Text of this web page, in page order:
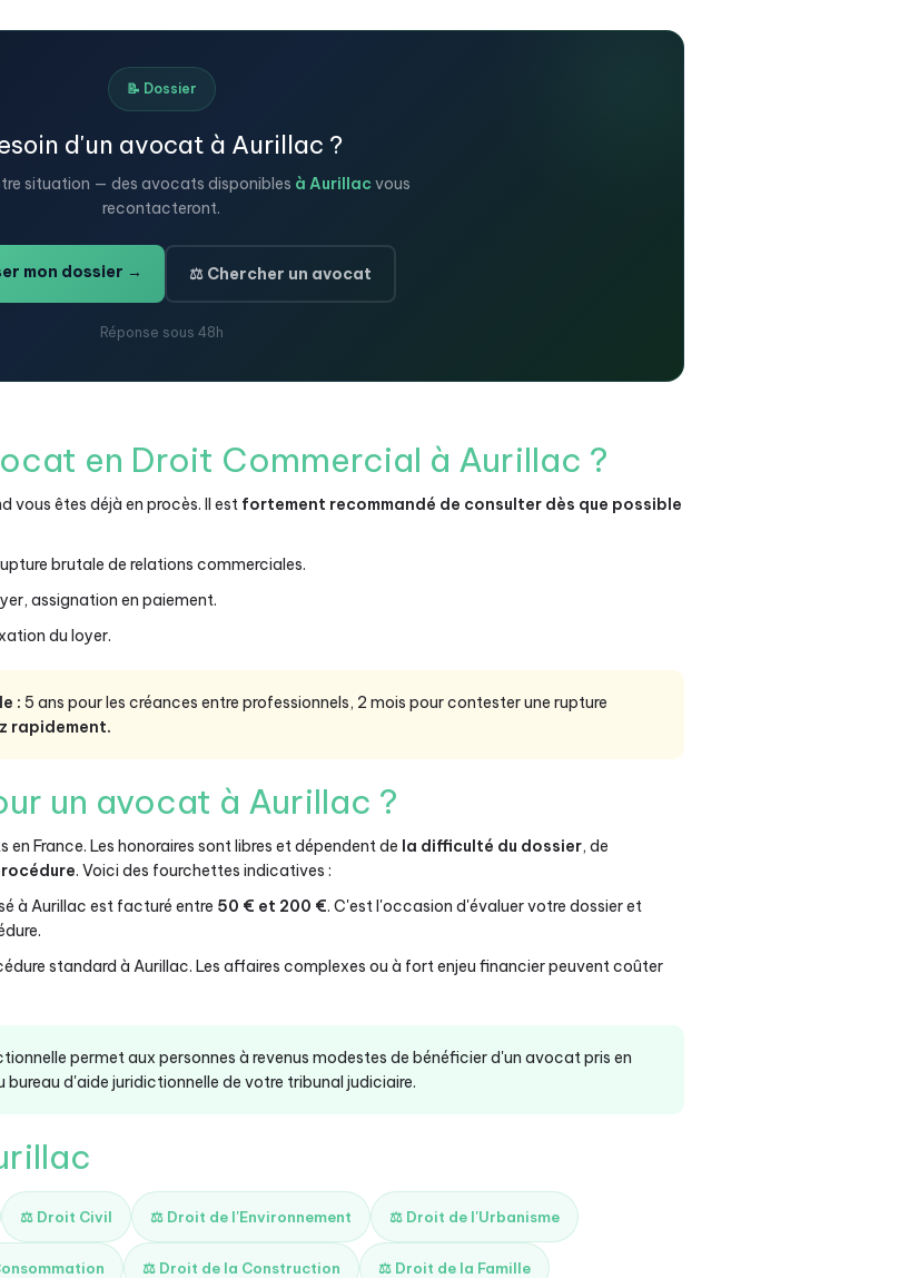
📝 Dossier
d'un avocat à Aurillac ?
situation — des avocats disponibles à Aurillac vous
recontacteront.
mon dossier → ⚖️ Chercher un avocat
Réponse sous 48h
en Droit Commercial à Aurillac ?
vous êtes déjà en procès. Il est fortement recommandé de consulter dès que possible
brutale de relations commerciales.
assignation en paiement.
du loyer.
: 5 ans pour les créances entre professionnels, 2 mois pour contester une rupture
rapidement.
un avocat à Aurillac ?
France. Les honoraires sont libres et dépendent de la difficulté du dossier, de
. Voici des fourchettes indicatives :
à Aurillac est facturé entre 50 € et 200 €. C'est l'occasion d'évaluer votre dossier et
standard à Aurillac. Les affaires complexes ou à fort enjeu financier peuvent coûter
permet aux personnes à revenus modestes de bénéficier d'un avocat pris en
d'aide juridictionnelle de votre tribunal judiciaire.
⚖️ Droit Civil ⚖️ Droit de l'Environnement ⚖️ Droit de l'Urbanisme
⚖️ Droit de la Construction ⚖️ Droit de la Famille